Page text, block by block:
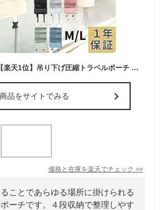
＼今だけ300円クーポン／【楽天1位】吊り下げ圧縮トラベルポーチ 2WAY 便利 1年保証付★従来品とは違う！かけ方2通りだからどこにでも使える！吊り下げトラベルバッグ 荷物整理のストレス解放 荷物整理の時間を減らし楽しい時間を増やす
品をサイトでみる
価格と在庫を楽天でチェック >>
ことであらゆる場所に掛けられる
ーチです。４段収納で整理しやす